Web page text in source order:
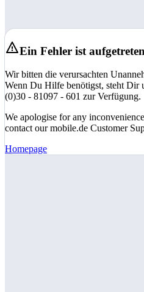
Ein Fehler ist
Wir bitten die verursachten
Wenn Du Hilfe benötigst, steht Dir
(0)30 - 81097 - 601 zur Verfügung.
We apologise for any
contact our mobile.de Customer
Homepage